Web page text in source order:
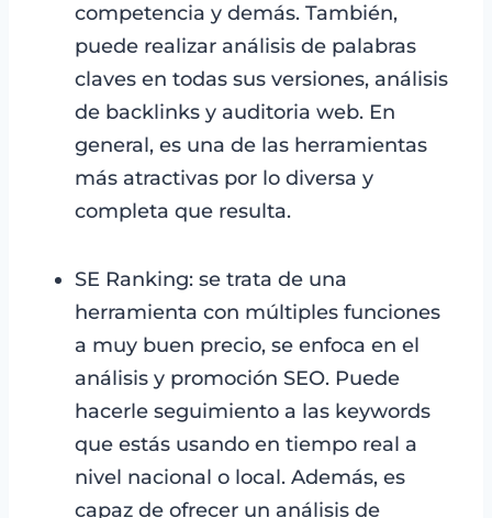
competencia y demás. También,
puede realizar análisis de palabras
claves en todas sus versiones, análisis
de backlinks y auditoria web. En
general, es una de las herramientas
más atractivas por lo diversa y
completa que resulta.
SE Ranking: se trata de una
herramienta con múltiples funciones
a muy buen precio, se enfoca en el
análisis y promoción SEO. Puede
hacerle seguimiento a las keywords
que estás usando en tiempo real a
nivel nacional o local. Además, es
capaz de ofrecer un análisis de